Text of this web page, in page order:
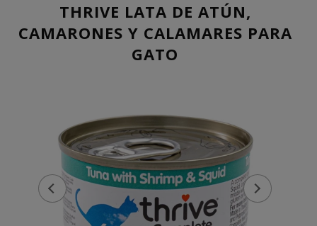
THRIVE LATA DE ATÚN,
CAMARONES Y CALAMARES PARA
GATO